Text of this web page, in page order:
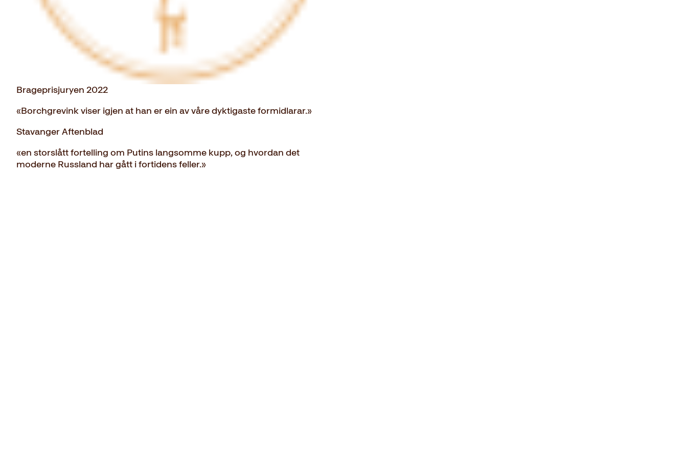
Brageprisjuryen 2022
«Borchgrevink viser igjen at han er ein av våre dyktigaste formidlarar.»
Stavanger Aftenblad
«en storslått fortelling om Putins langsomme kupp, og hvordan det
moderne Russland har gått i fortidens feller.»